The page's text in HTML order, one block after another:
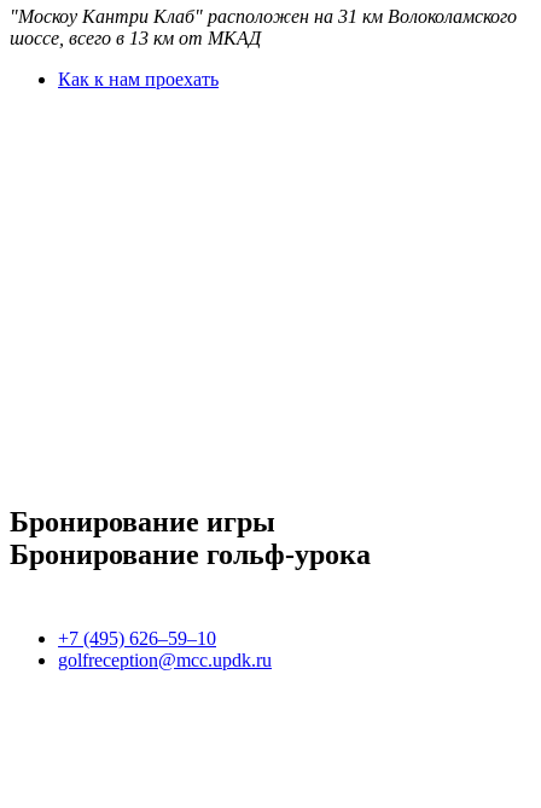
"Москоу Кантри Клаб" расположен на 31 км Волоколамского
шоссе, всего в 13 км от МКАД
Как к нам проехать
Бронирование игры
Бронирование гольф-урока
+7 (495) 626–59–10
golfreception@mcc.updk.ru